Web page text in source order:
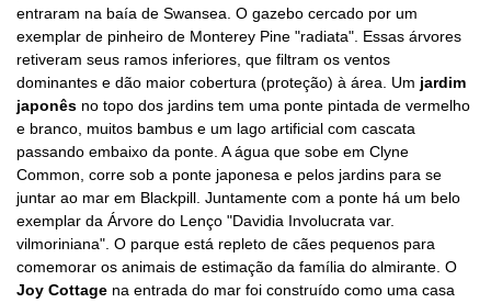
entraram na baía de Swansea. O gazebo cercado por um
exemplar de pinheiro de Monterey Pine "radiata". Essas árvores
retiveram seus ramos inferiores, que filtram os ventos
dominantes e dão maior cobertura (proteção) à área. Um jardim
japonês no topo dos jardins tem uma ponte pintada de vermelho
e branco, muitos bambus e um lago artificial com cascata
passando embaixo da ponte. A água que sobe em Clyne
Common, corre sob a ponte japonesa e pelos jardins para se
juntar ao mar em Blackpill. Juntamente com a ponte há um belo
exemplar da Árvore do Lenço "Davidia Involucrata var.
vilmoriniana". O parque está repleto de cães pequenos para
comemorar os animais de estimação da família do almirante. O
Joy Cottage na entrada do mar foi construído como uma casa